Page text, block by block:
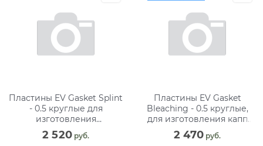
Пластины EV Gasket Splint
- 0.5 круглые для
изготовления
ортодонтических шин, 125
мм (40 шт)
2 520 руб.
Пластины EV Gasket
Bleaching - 0.5 круглые,
для изготовления капп
при отбеливании, 125 мм
(30 шт)
2 470 руб.